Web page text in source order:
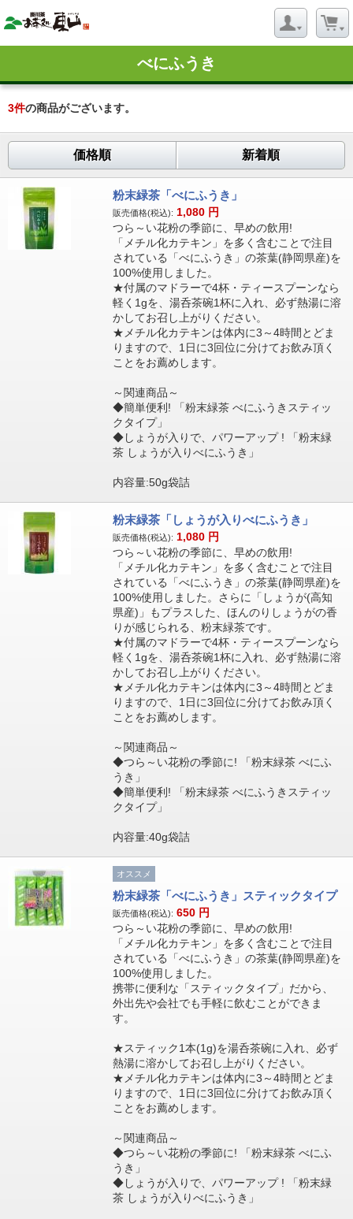
べにふうき
3件の商品がございます。
価格順 新着順
粉末緑茶「べにふうき」
販売価格(税込): 1,080 円
つら～い花粉の季節に、早めの飲用!
「メチル化カテキン」を多く含むことで注目
されている「べにふうき」の茶葉(静岡県産)を
100%使用しました。
★付属のマドラーで4杯・ティースプーンなら
軽く1gを、湯呑茶碗1杯に入れ、必ず熱湯に溶
かしてお召し上がりください。
★メチル化カテキンは体内に3～4時間とどま
りますので、1日に3回位に分けてお飲み頂く
ことをお薦めします。
～関連商品～
◆簡単便利! 「粉末緑茶 べにふうきスティッ
クタイプ」
◆しょうが入りで、パワーアップ ! 「粉末緑
茶 しょうが入りべにふうき」
内容量:50g袋詰
粉末緑茶「しょうが入りべにふうき」
販売価格(税込): 1,080 円
つら～い花粉の季節に、早めの飲用!
「メチル化カテキン」を多く含むことで注目
されている「べにふうき」の茶葉(静岡県産)を
100%使用しました。さらに「しょうが(高知
県産)」もプラスした、ほんのりしょうがの香
りが感じられる、粉末緑茶です。
★付属のマドラーで4杯・ティースプーンなら
軽く1gを、湯呑茶碗1杯に入れ、必ず熱湯に溶
かしてお召し上がりください。
★メチル化カテキンは体内に3～4時間とどま
りますので、1日に3回位に分けてお飲み頂く
ことをお薦めします。
～関連商品～
◆つら～い花粉の季節に! 「粉末緑茶 べにふ
うき」
◆簡単便利! 「粉末緑茶 べにふうきスティッ
クタイプ」
内容量:40g袋詰
オススメ
粉末緑茶「べにふうき」スティックタイプ
販売価格(税込): 650 円
つら～い花粉の季節に、早めの飲用!
「メチル化カテキン」を多く含むことで注目
されている「べにふうき」の茶葉(静岡県産)を
100%使用しました。
携帯に便利な「スティックタイプ」だから、
外出先や会社でも手軽に飲むことができま
す。
★スティック1本(1g)を湯呑茶碗に入れ、必ず
熱湯に溶かしてお召し上がりください。
★メチル化カテキンは体内に3～4時間とどま
りますので、1日に3回位に分けてお飲み頂く
ことをお薦めします。
～関連商品～
◆つら～い花粉の季節に! 「粉末緑茶 べにふ
うき」
◆しょうが入りで、パワーアップ ! 「粉末緑
茶 しょうが入りべにふうき」